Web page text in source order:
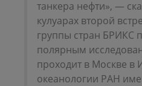
танкера нефти», —
кулуарах второй
группы стран БРИКС
полярным
проходит в Москве в
океанологии РАН